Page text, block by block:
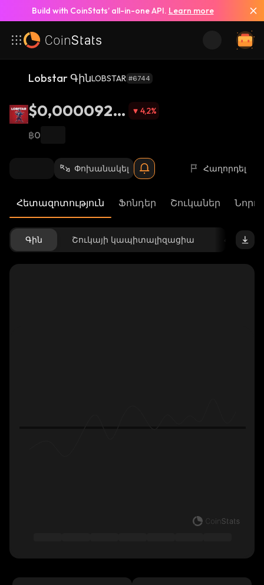
Build with CoinStats’ all-in-one API. Learn more
Lobstar ԳինLOBSTAR #6744
$0,0000928
6
4,2%
฿0
Փոխանակել Հաղորդել
Հետազոտություն Ֆոնդեր Շուկաներ
Գին Շուկայի կապիտալիզացիա